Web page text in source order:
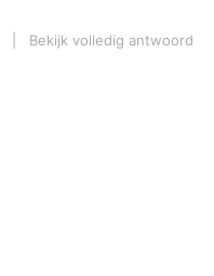
Bekijk volledig antwoord